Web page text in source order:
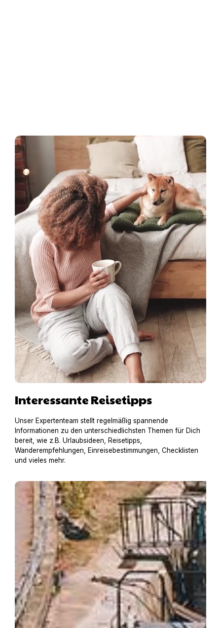
Interessante Reisetipps
Unser Expertenteam stellt regelmäßig spannende
Informationen zu den unterschiedlichsten Themen für Dich
bereit, wie z.B. Urlaubsideen, Reisetipps,
Wanderempfehlungen, Einreisebestimmungen, Checklisten
und vieles mehr.
Hausboot mit Hund